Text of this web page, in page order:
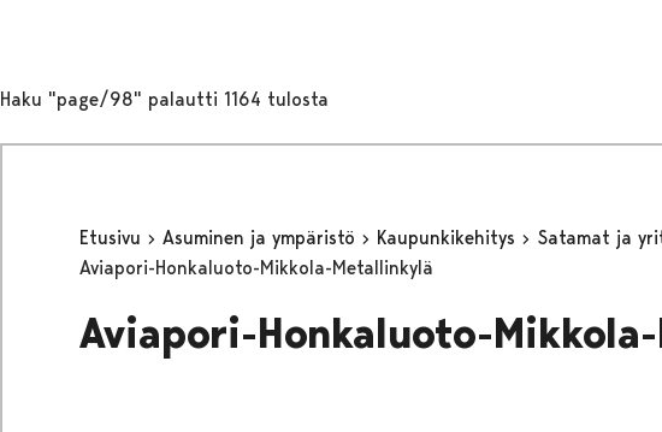
Haku "page/98" palautti 1164 tulosta
Etusivu Asuminen ja ympäristö Kaupunkikehitys
Satamat ja
Aviapori-Honkaluoto-Mikkola-Metallinkylä
Aviapori-Honkaluoto-